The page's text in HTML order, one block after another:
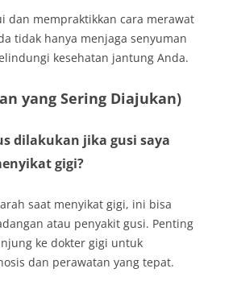
dan mempraktikkan cara merawat
tidak hanya menjaga senyuman
kesehatan jantung Anda.
yang Sering Diajukan)
dilakukan jika gusi saya
gigi?
saat menyikat gigi, ini bisa
atau penyakit gusi. Penting
ke dokter gigi untuk
dan perawatan yang tepat.